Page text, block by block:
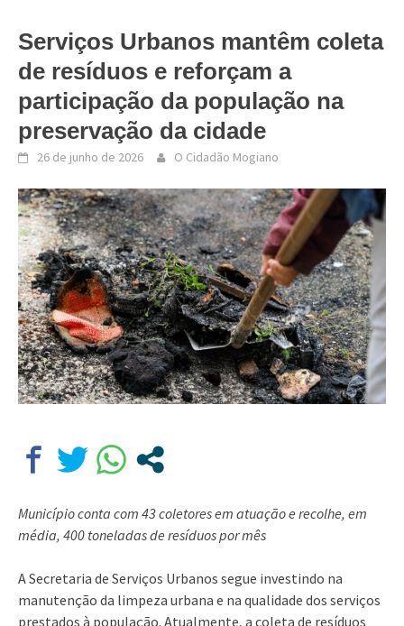
Serviços Urbanos mantêm coleta
de resíduos e reforçam a
participação da população na
preservação da cidade
26 de junho de 2026 O Cidadão Mogiano
Município conta com 43 coletores em atuação e recolhe, em
média, 400 toneladas de resíduos por mês
A Secretaria de Serviços Urbanos segue investindo na
manutenção da limpeza urbana e na qualidade dos serviços
prestados à população. Atualmente, a coleta de resíduos